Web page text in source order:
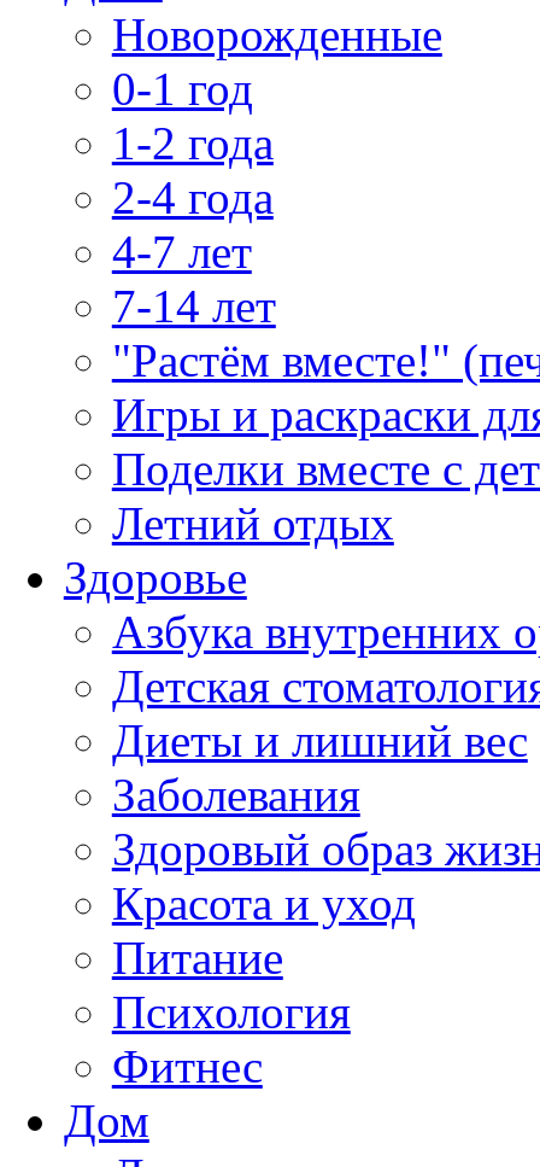
Новорожденные
0-1 год
1-2 года
2-4 года
4-7 лет
7-14 лет
"Растём вместе!"
Игры и раскраски
Поделки вместе с
Летний отдых
Здоровье
Азбука внутренних
Детская
Диеты и лишний вес
Заболевания
Здоровый образ
Красота и уход
Питание
Психология
Фитнес
Дом